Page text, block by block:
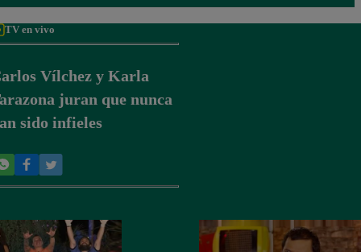
TV en vivo
Vílchez y Karla
juran que nunca
sido infieles